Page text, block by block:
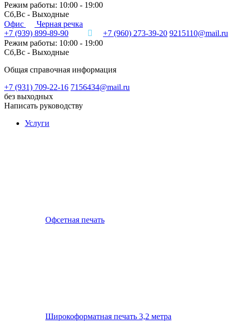
Режим работы: 10:00 - 19:00
Сб,Вс - Выходные
Офис
Черная речка
+7 (939) 899-89-90
+7 (960) 273-39-20 9215110@mail.ru
Режим работы: 10:00 - 19:00
Сб,Вс - Выходные
Общая справочная информация
+7 (931) 709-22-16 7156434@mail.ru
без выходных
Написать руководству
Услуги
Офсетная печать
Широкоформатная печать 3,2 метра